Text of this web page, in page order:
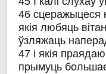
46 сцеражыцеся
якія любяць
ўзляжаць
47 і якія
прымуць